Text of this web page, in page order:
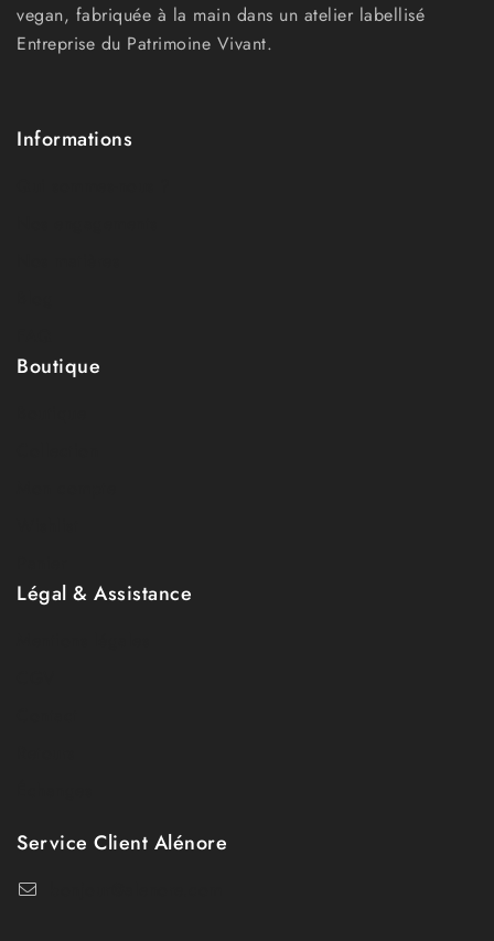
vegan, fabriquée à la main dans un atelier labellisé
Entreprise du Patrimoine Vivant.
Informations
Boutique
Légal & Assistance
Service Client Alénore